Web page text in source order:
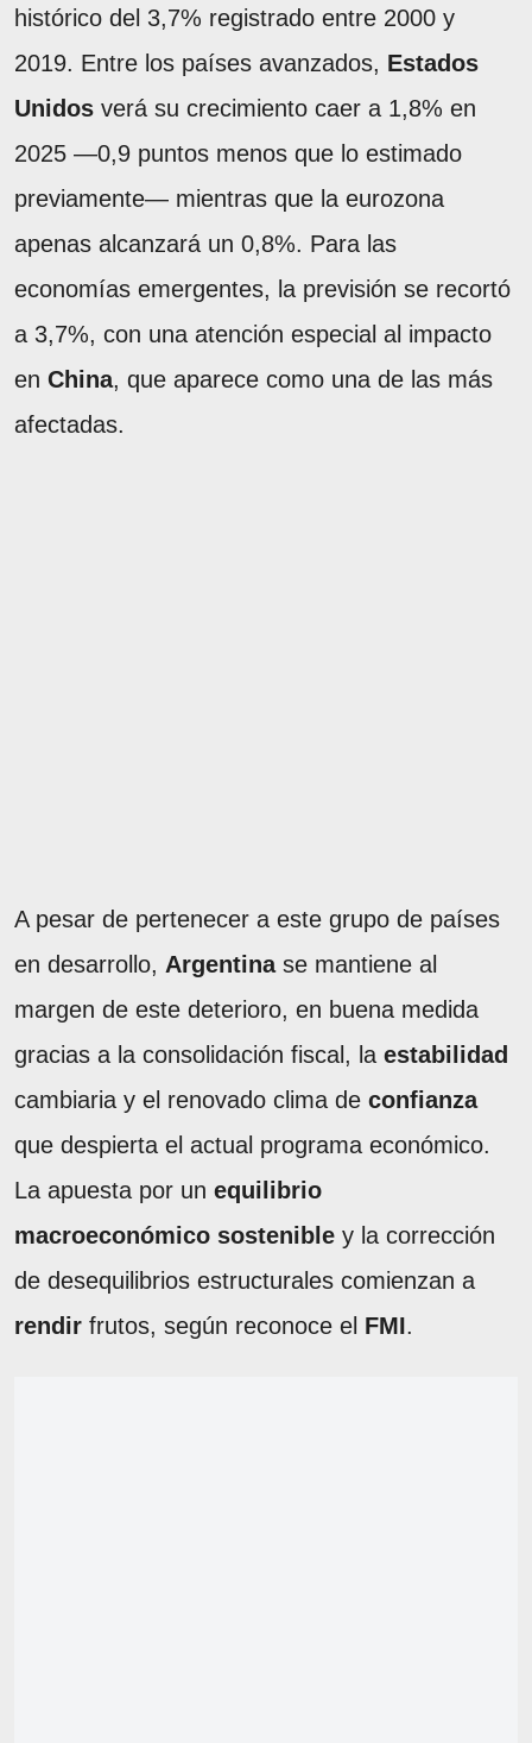
histórico del 3,7% registrado entre 2000 y
2019. Entre los países avanzados, Estados
Unidos verá su crecimiento caer a 1,8% en
2025 —0,9 puntos menos que lo estimado
previamente— mientras que la eurozona
apenas alcanzará un 0,8%. Para las
economías emergentes, la previsión se recortó
a 3,7%, con una atención especial al impacto
en China, que aparece como una de las más
afectadas.
A pesar de pertenecer a este grupo de países
en desarrollo, Argentina se mantiene al
margen de este deterioro, en buena medida
gracias a la consolidación fiscal, la estabilidad
cambiaria y el renovado clima de confianza
que despierta el actual programa económico.
La apuesta por un equilibrio
macroeconómico sostenible y la corrección
de desequilibrios estructurales comienzan a
rendir frutos, según reconoce el FMI.